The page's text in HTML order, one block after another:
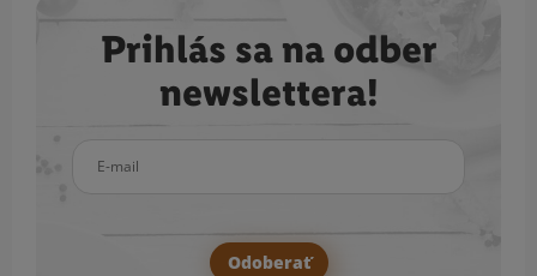
Prihlás sa na odber
newslettera!
Odoberať